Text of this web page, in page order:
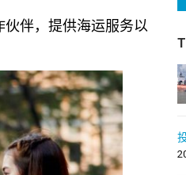
伴，提供海运服务以